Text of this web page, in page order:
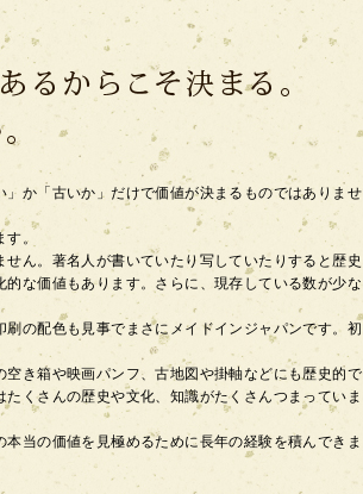
か「古いか」だけで価値が決まるものではありませ
。
ん。著名人が書いていたり写していたりすると歴史
な価値もあります。さらに、現存している数が少な
の配色も見事でまさにメイドインジャパンです。初
き箱や映画パンフ、古地図や掛軸などにも歴史的で
くさんの歴史や文化、知識がたくさんつまっていま
当の価値を見極めるために長年の経験を積んできま